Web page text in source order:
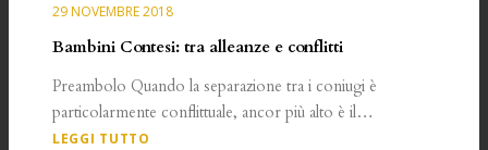
29 NOVEMBRE 2018
Bambini Contesi: tra alleanze e conflitti
Preambolo Quando la separazione tra i coniugi è
particolarmente conflittuale, ancor più alto è il…
LEGGI TUTTO